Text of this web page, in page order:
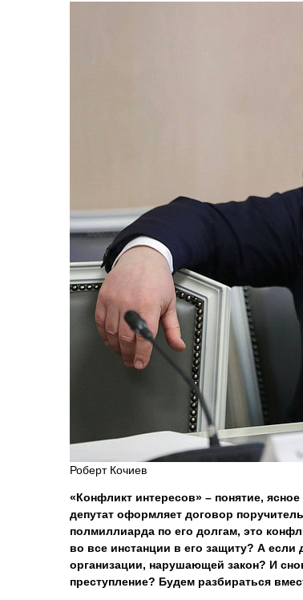
Роберт Кочиев
«Конфликт интересов» – понятие,
депутат оформляет договор
полмиллиарда по его долгам, это
во все инстанции в его защиту? А
организации, нарушающей закон? И
преступление? Будем разбираться